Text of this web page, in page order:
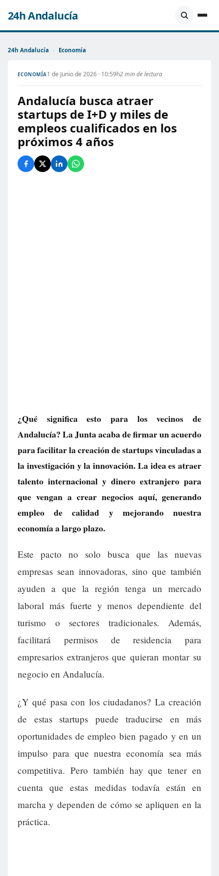
24h Andalucía
24h Andalucía › Economía
ECONOMÍA1 de Junio de 2026 · 10:59h2 min de lectura
Andalucía busca atraer
startups de I+D y miles de
empleos cualificados en los
próximos 4 años
¿Qué significa esto para los vecinos de
Andalucía? La Junta acaba de firmar un acuerdo
para facilitar la creación de startups vinculadas a
la investigación y la innovación. La idea es atraer
talento internacional y dinero extranjero para
que vengan a crear negocios aquí, generando
empleo de calidad y mejorando nuestra
economía a largo plazo.
Este pacto no solo busca que las nuevas
empresas sean innovadoras, sino que también
ayuden a que la región tenga un mercado
laboral más fuerte y menos dependiente del
turismo o sectores tradicionales. Además,
facilitará permisos de residencia para
empresarios extranjeros que quieran montar su
negocio en Andalucía.
¿Y qué pasa con los ciudadanos? La creación
de estas startups puede traducirse en más
oportunidades de empleo bien pagado y en un
impulso para que nuestra economía sea más
competitiva. Pero también hay que tener en
cuenta que estas medidas todavía están en
marcha y dependen de cómo se apliquen en la
práctica.